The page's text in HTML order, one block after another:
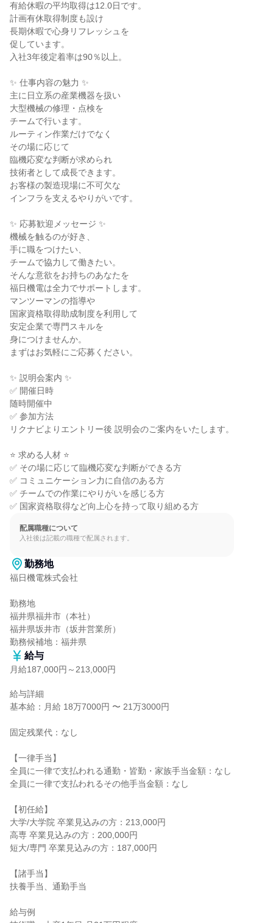
有給休暇の平均取得は12.0日です。
計画有休取得制度も設け
長期休暇で心身リフレッシュを
促しています。
入社3年後定着率は90％以上。
✨ 仕事内容の魅力 ✨
主に日立系の産業機器を扱い
大型機械の修理・点検を
チームで行います。
ルーティン作業だけでなく
その場に応じて
臨機応変な判断が求められ
技術者として成長できます。
お客様の製造現場に不可欠な
インフラを支えるやりがいです。
✨ 応募歓迎メッセージ ✨
機械を触るのが好き、
手に職をつけたい、
チームで協力して働きたい。
そんな意欲をお持ちのあなたを
福日機電は全力でサポートします。
マンツーマンの指導や
国家資格取得助成制度を利用して
安定企業で専門スキルを
身につけませんか。
まずはお気軽にご応募ください。
✨ 説明会案内 ✨
✅ 開催日時
随時開催中
✅ 参加方法
リクナビよりエントリー後 説明会のご案内をいたします。
⭐ 求める人材 ⭐
✅ その場に応じて臨機応変な判断ができる方
✅ コミュニケーション力に自信のある方
✅ チームでの作業にやりがいを感じる方
✅ 国家資格取得など向上心を持って取り組める方
配属職種について
入社後は記載の職種で配属されます。
勤務地
福日機電株式会社
勤務地
福井県福井市（本社）
福井県坂井市（坂井営業所）
勤務候補地：福井県
給与
月給187,000円～213,000円
給与詳細
基本給：月給 18万7000円 〜 21万3000円
固定残業代：なし
【一律手当】
全員に一律で支払われる通勤・皆勤・家族手当金額：なし
全員に一律で支払われるその他手当金額：なし
【初任給】
大学/大学院 卒業見込みの方：213,000円
高専 卒業見込みの方：200,000円
短大/専門 卒業見込みの方：187,000円
【諸手当】
扶養手当、通勤手当
給与例